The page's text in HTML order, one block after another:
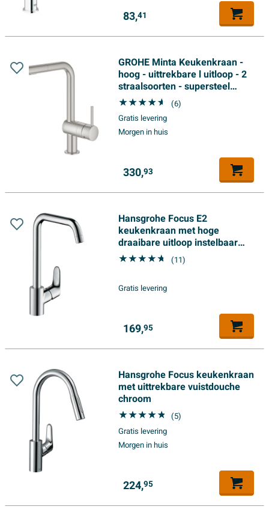
83,41
GROHE Minta Keukenkraan -
hoog - uittrekbare l uitloop - 2
straalsoorten - supersteel
geborsteld (6)
Gratis levering
Morgen in huis
330,93
Hansgrohe Focus E2
keukenkraan met hoge
draaibare uitloop instelbaar
110 graden, 150 graden en 360
graden chroom
(11)
Gratis levering
169,95
Hansgrohe Focus keukenkraan
met uittrekbare vuistdouche
chroom
(5)
Gratis levering
Morgen in huis
224,95